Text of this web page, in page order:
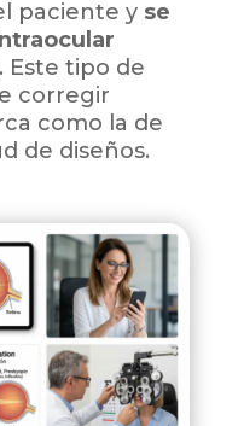
paciente y se
. Este tipo de
corregir
como la de
de diseños.